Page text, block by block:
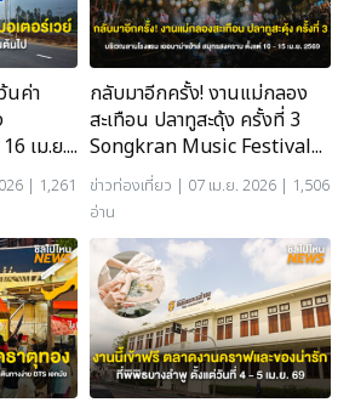
นค่า
เม.ย....
| 1,261
กลับมาอีกครั้ง! งานแม่กลอง
สะเทือน ปลาทูสะดุ้ง ครั้งที่ 3
Songkran Music Festival...
ข่าวท่องเที่ยว | 07 เม.ย. 2026 | 1,506
อ่าน